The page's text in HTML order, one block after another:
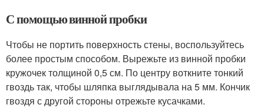
С помощью винной пробки
Чтобы не портить поверхность стены, воспользуйтесь
более простым способом. Вырежьте из винной пробки
кружочек толщиной 0,5 см. По центру воткните тонкий
гвоздь так, чтобы шляпка выглядывала на 5 мм. Кончик
гвоздя с другой стороны отрежьте кусачками.